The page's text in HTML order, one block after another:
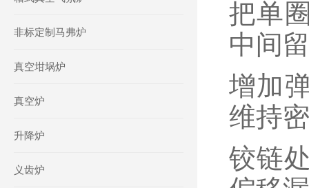
非标定制马弗炉
真空坩埚炉
真空炉
升降炉
义齿炉
把单
中间
增加
维持
铰链